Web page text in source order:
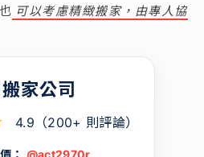
可以考慮精緻搬家，由專人協
家公司
4.9（200+ 則評論）
： @act2970r